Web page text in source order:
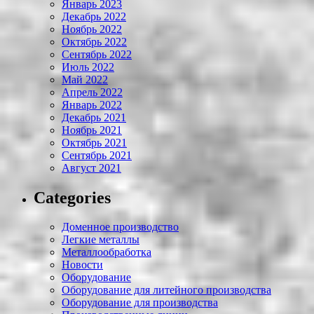
Январь 2023
Декабрь 2022
Ноябрь 2022
Октябрь 2022
Сентябрь 2022
Июль 2022
Май 2022
Апрель 2022
Январь 2022
Декабрь 2021
Ноябрь 2021
Октябрь 2021
Сентябрь 2021
Август 2021
Categories
Доменное производство
Легкие металлы
Металлообработка
Новости
Оборудование
Оборудование для литейного производства
Оборудование для производства